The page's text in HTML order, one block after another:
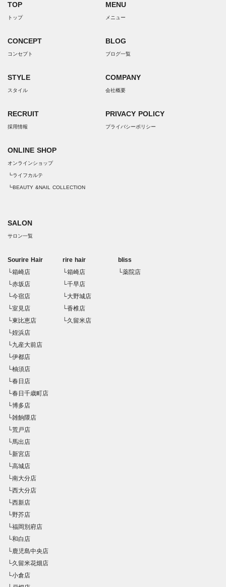
TOP
トップ
CONCEPT
コンセプト
STYLE
スタイル
RECRUIT
採用情報
ONLINE SHOP
オンラインショップ
┗ライフカルテ
┗BEAUTY &NAIL COLLECTION
MENU
メニュー
BLOG
ブログ一覧
COMPANY
会社概要
PRIVACY POLICY
プライバシーポリシー
SALON
サロン一覧
Sourire Hair
└箱崎店
└赤坂店
└今宿店
└室見店
└東比恵店
└姪浜店
└九産大前店
└伊都店
└柚須店
└春日店
└春日千歳町店
└博多店
└雑餉隈店
└荒戸店
└馬出店
└新宮店
└高城店
└南大分店
└西大分店
└西新店
└野芥店
└福岡別府店
└和白店
└鹿児島中央店
└久留米花畑店
└小倉店
rire hair
└箱崎店
└千早店
└大野城店
└香椎店
└久留米店
bliss
└薬院店